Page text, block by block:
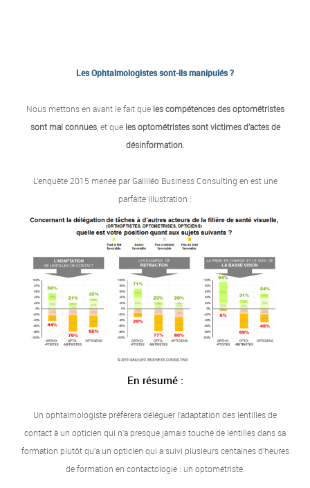
Les Ophtalmologistes sont-ils manipulés ?
Nous mettons en avant le fait que les compétences des optométristes
sont mal connues, et que les optométristes sont victimes d’actes de
désinformation.
L’enquête 2015 menée par Galliléo Business Consulting en est une
parfaite illustration :
En résumé :
Un ophtalmologiste préfèrera déléguer l’adaptation des lentilles de
contact à un opticien qui n’a presque jamais touché de lentilles dans sa
formation plutôt qu’a un opticien qui a suivi plusieurs centaines d’heures
de formation en contactologie : un optométriste.